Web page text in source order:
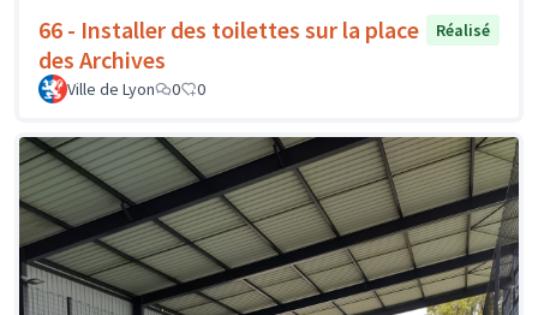
66 - Installer des toilettes sur la place
des Archives
Réalisé
Ville de Lyon 0 0